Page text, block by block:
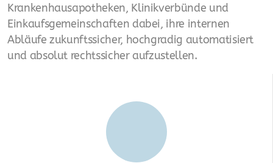
Krankenhausapotheken, Klinikverbünde und
Einkaufsgemeinschaften dabei, ihre internen
Abläufe zukunftssicher, hochgradig automatisiert
und absolut rechtssicher aufzustellen.
apothekeneigener Großhandel
Insolvenz-Prophylaxe